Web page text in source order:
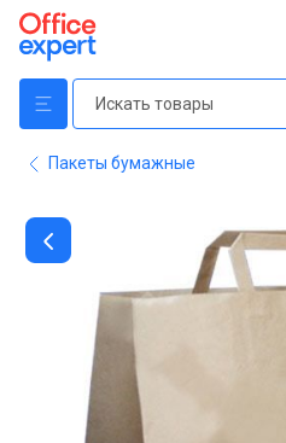
Пакеты бумажные